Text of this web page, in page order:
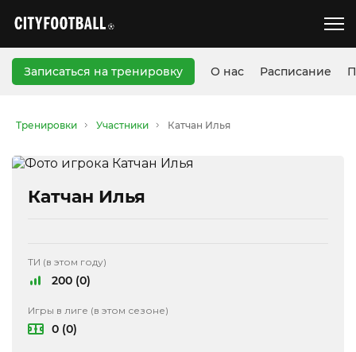
Записаться на тренировку О нас Расписание
Тренировки Участники Катчан Илья
Катчан Илья
ТИ (в этом году)
200 (0)
Игры в лиге (в этом сезоне)
0 (0)